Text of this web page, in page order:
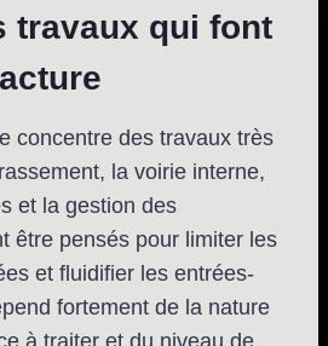
travaux qui font
concentre des travaux très
la voirie interne,
et la gestion des
être pensés pour limiter les
et fluidifier les entrées-
fortement de la nature
à traiter et du niveau de